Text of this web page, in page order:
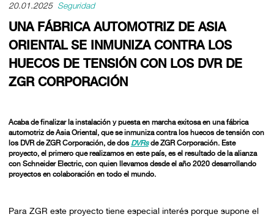
20.01.2025 Seguridad
UNA FÁBRICA AUTOMOTRIZ DE ASIA
ORIENTAL SE INMUNIZA CONTRA LOS
HUECOS DE TENSIÓN CON LOS DVR DE
ZGR CORPORACIÓN
Acaba de finalizar la instalación y puesta en marcha exitosa en una fábrica
automotriz de Asia Oriental, que se inmuniza contra los huecos de tensión con
los DVR de ZGR Corporación, de dos DVRsde ZGR Corporación. Este
proyecto, el primero que realizamos en este país, es el resultado de la alianza
con Schneider Electric, con quien llevamos desde el año 2020 desarrollando
proyectos en colaboración en todo el mundo.
Para ZGR este proyecto tiene especial interés porque supone el